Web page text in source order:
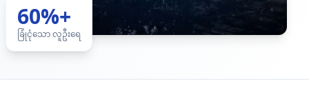
60%+
ခြုံငုံသော လူဦးရေ